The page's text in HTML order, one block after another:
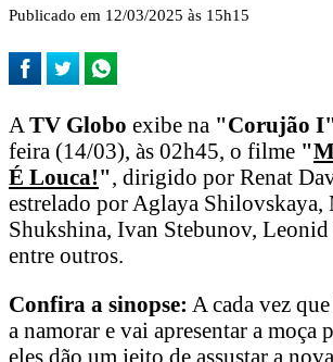
Publicado em 12/03/2025 às 15h15
A TV Globo exibe na "Corujão
feira (14/03), às 02h45, o filme "
É Louca!", dirigido por Renat
estrelado por Aglaya Shilovskaya,
Shukshina, Ivan Stebunov,
entre outros.
Confira a sinopse: A cada vez
a namorar e vai apresentar a moça
eles dão um jeito de assustar a